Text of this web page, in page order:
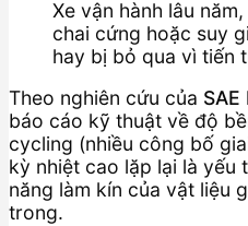
Xe vận hành lâu
chai cứng hoặc suy
hay bị bỏ qua vì tiến
Theo nghiên cứu của
báo cáo kỹ thuật về độ
cycling (nhiều công bố
kỳ nhiệt cao lặp lại là yếu
năng làm kín của vật liệu
trong.